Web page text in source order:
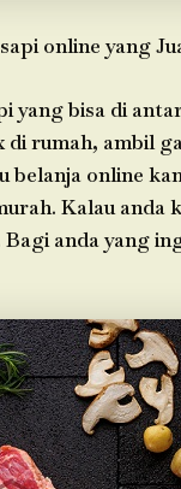
online yang
yang bisa di
rumah, ambil
online
Kalau anda
anda yang